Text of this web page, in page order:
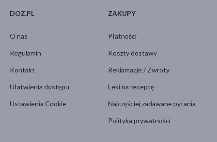
DOZ.PL
O nas
Regulamin
Kontakt
Ułatwienia dostępu
Ustawienia Cookie
ZAKUPY
Płatności
Koszty dostawy
Reklamacje / Zwroty
Leki na receptę
Najczęściej zadawane pytania
Polityka prywatności